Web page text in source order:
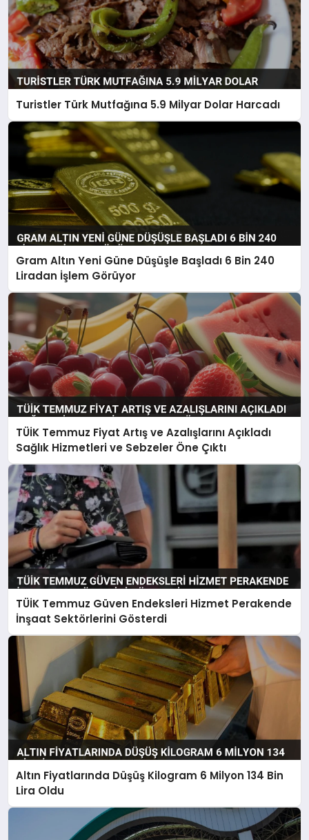
Turistler Türk Mutfağına 5.9 Milyar Dolar Harcadı
Gram Altın Yeni Güne Düşüşle Başladı 6 Bin 240
Liradan İşlem Görüyor
TÜİK Temmuz Fiyat Artış ve Azalışlarını Açıkladı
Sağlık Hizmetleri ve Sebzeler Öne Çıktı
TÜİK Temmuz Güven Endeksleri Hizmet Perakende
İnşaat Sektörlerini Gösterdi
Altın Fiyatlarında Düşüş Kilogram 6 Milyon 134 Bin
Lira Oldu